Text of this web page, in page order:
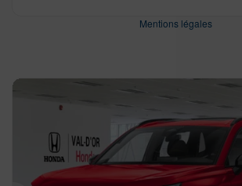
Mentions légales